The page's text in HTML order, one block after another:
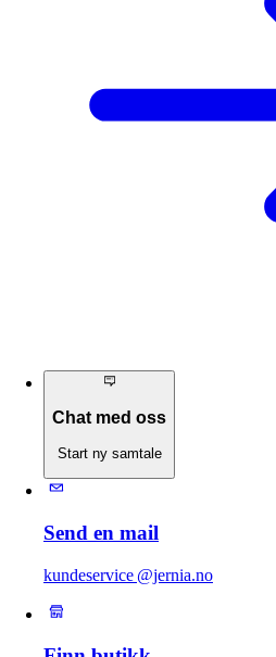
Chat med oss
Start ny samtale
Send en mail
kundeservice @jernia.no